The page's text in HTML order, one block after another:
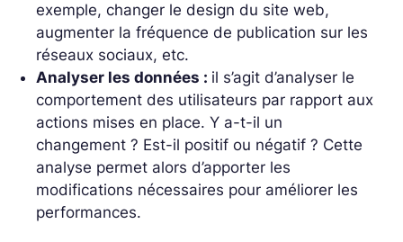
exemple, changer le design du site web,
augmenter la fréquence de publication sur les
réseaux sociaux, etc.
Analyser les données : il s’agit d’analyser le
comportement des utilisateurs par rapport aux
actions mises en place. Y a-t-il un
changement ? Est-il positif ou négatif ? Cette
analyse permet alors d’apporter les
modifications nécessaires pour améliorer les
performances.